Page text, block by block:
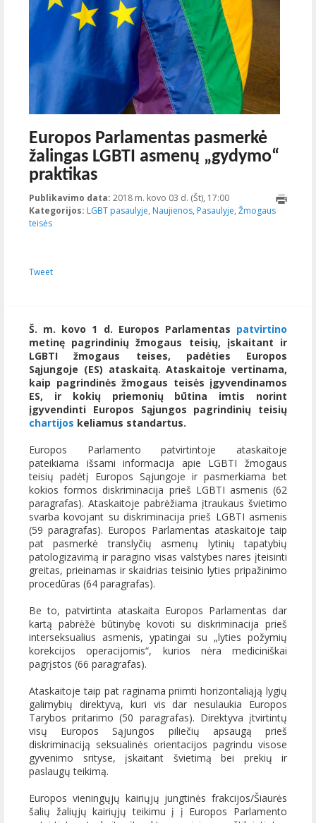
Europos Parlamentas pasmerkė
žalingas LGBTI asmenų „gydymo“
praktikas
Publikavimo data: 2018 m. kovo 03 d. (Št), 17:00
21T01:19:04+00:00
Kategorijos: LGBT pasaulyje, Naujienos, Pasaulyje, Žmogaus
teisės
Tweet
Š. m. kovo 1 d. Europos Parlamentas patvirtino
metinę pagrindinių žmogaus teisių, įskaitant ir
LGBTI žmogaus teises, padėties Europos
Sąjungoje (ES) ataskaitą. Ataskaitoje vertinama,
kaip pagrindinės žmogaus teisės įgyvendinamos
ES, ir kokių priemonių būtina imtis norint
įgyvendinti Europos Sąjungos pagrindinių teisių
chartijos keliamus standartus.
Europos Parlamento patvirtintoje ataskaitoje
pateikiama išsami informacija apie LGBTI žmogaus
teisių padėtį Europos Sąjungoje ir pasmerkiama bet
kokios formos diskriminacija prieš LGBTI asmenis (62
paragrafas). Ataskaitoje pabrėžiama įtraukaus švietimo
svarba kovojant su diskriminacija prieš LGBTI asmenis
(59 paragrafas). Europos Parlamentas ataskaitoje taip
pat pasmerkė translyčių asmenų lytinių tapatybių
patologizavimą ir paragino visas valstybes nares įteisinti
greitas, prieinamas ir skaidrias teisinio lyties pripažinimo
procedūras (64 paragrafas).
Be to, patvirtinta ataskaita Europos Parlamentas dar
kartą pabrėžė būtinybę kovoti su diskriminacija prieš
interseksualius asmenis, ypatingai su „lyties požymių
korekcijos operacijomis“, kurios nėra mediciniškai
pagrįstos (66 paragrafas).
Ataskaitoje taip pat raginama priimti horizontaliąją lygių
galimybių direktyvą, kuri vis dar nesulaukia Europos
Tarybos pritarimo (50 paragrafas). Direktyva įtvirtintų
visų Europos Sąjungos piliečių apsaugą prieš
diskriminaciją seksualinės orientacijos pagrindu visose
gyvenimo srityse, įskaitant švietimą bei prekių ir
paslaugų teikimą.
Europos vieningųjų kairiųjų jungtinės frakcijos/Šiaurės
šalių žaliųjų kairiųjų teikimu į į Europos Parlamento